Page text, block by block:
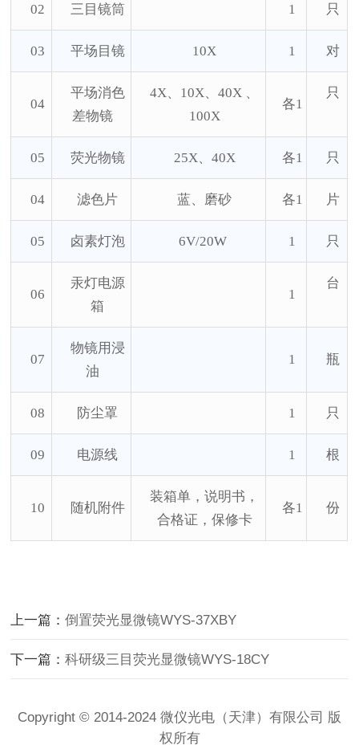
02 三目镜筒 1 只
03 平场目镜 10X 1 对
04
平场消色
差物镜
4X、10X、40X 、
100X
各1
只
05 荧光物镜 25X、40X 各1 只
04 滤色片 蓝、磨砂 各1 片
05 卤素灯泡 6V/20W 1 只
06
汞灯电源
箱
1
台
07
物镜用浸
油
1 瓶
08 防尘罩 1 只
09 电源线 1 根
10 随机附件
装箱单，说明书，
合格证，保修卡
各1 份
上一篇：倒置荧光显微镜WYS-37XBY
下一篇：科研级三目荧光显微镜WYS-18CY
Copyright © 2014-2024 微仪光电（天津）有限公司 版
权所有